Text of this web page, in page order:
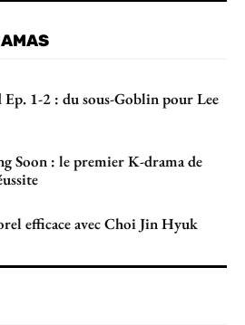
1-2 : du sous-Goblin pour Lee
Soon : le premier K-drama de
efficace avec Choi Jin Hyuk